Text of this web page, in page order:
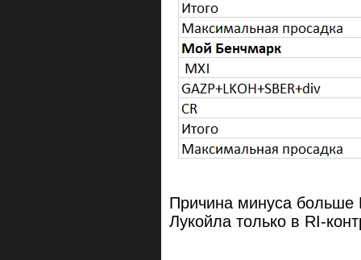
Причина минуса больше
Лукойла только в RI-